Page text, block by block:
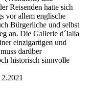
Reisenden hatte sich
vor allem englische
Bürgerliche und selbst
an. Die Gallerie d´Ialia
einzigartigen und
darüber
historisch sinnvolle